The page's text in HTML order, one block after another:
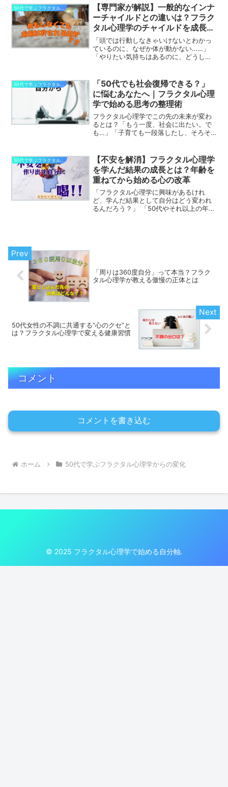
元気に過ごしている人もいれば、起き上
がるのも辛いという人も...
50代で学ぶフラクタル心理学からの変化
【専門家が解説】一般的なインナ
ーチャイルドとの違いは？フラク
タル心理学のチャイルドを成長さ
せるメリット
「頭では行動しなきゃいけないとわかっ
ているのに、なぜか体が動かない……」
「やりたい気持ちはあるのに、どうして
ヤモヤを抱えていませんか？フラクタル
心理学を学び始めると...
「50代でも社会復帰できる？」
に悩むあなたへ｜フラクタル心理
学で始める思考の整理術
フラクタル心理学でこの先の未来が変わ
るとは？「もう一度、社会に出たい。で
も…」「子育ても一段落したし、そろそ
い、不安も大きくなっている方が多いの
ではないでしょうか。50...
【不安を解消】フラクタル心理学
を学んだ結果の成長とは？年齢を
重ねてから始める心の改革
「フラクタル心理学に興味があるけれ
ど、学んだ結果として自分はどう変われ
るんだろう？」 「50代やそれ以上の年齢
「周りは360度自分」って本当？フラク
タル心理学が教える傲慢の正体とは
50代女性の不調に共通する“心のクセ”と
は？フラクタル心理学で変える健康習慣
コメント
コメントを書き込む
ホーム 50代で学ぶフラクタル心理学からの変化
© 2025 フラクタル心理学で始める自分軸.